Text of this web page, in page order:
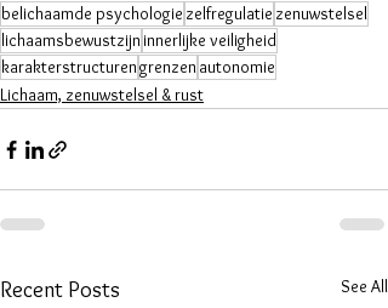
belichaamde psychologie zelfregulatie zenuwstelsel
lichaamsbewustzijninnerlijke veiligheid
karakterstructurengrenzenautonomie
Lichaam, zenuwstelsel & rust
Recent Posts See All